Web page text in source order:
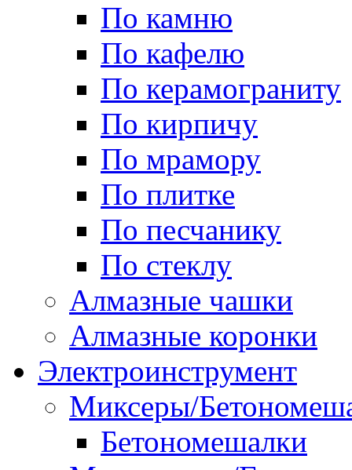
По камню
По кафелю
По керамограниту
По кирпичу
По мрамору
По плитке
По песчанику
По стеклу
Алмазные чашки
Алмазные коронки
Электроинструмент
Миксеры/
Бетономешалки